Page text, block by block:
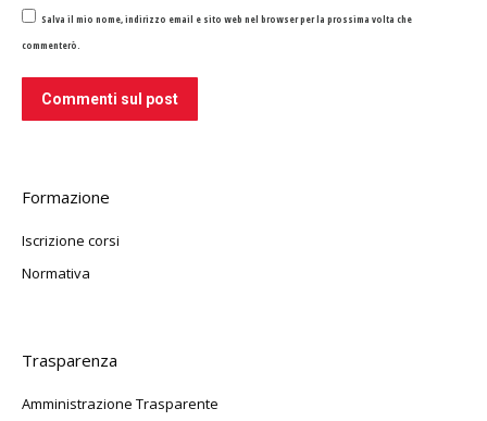
Salva il mio nome, indirizzo email e sito web nel browser per la prossima volta che
commenterò.
Commenti sul post
Formazione
Iscrizione corsi
Normativa
Trasparenza
Amministrazione Trasparente